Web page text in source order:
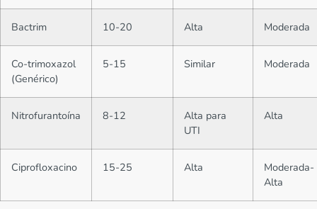
Bactrim 10-20 Alta Moderada
Co-trimoxazol
(Genérico)
5-15 Similar Moderada
Nitrofurantoína 8-12
Alta para
UTI
Alta
Ciprofloxacino 15-25 Alta
Moderada-
Alta